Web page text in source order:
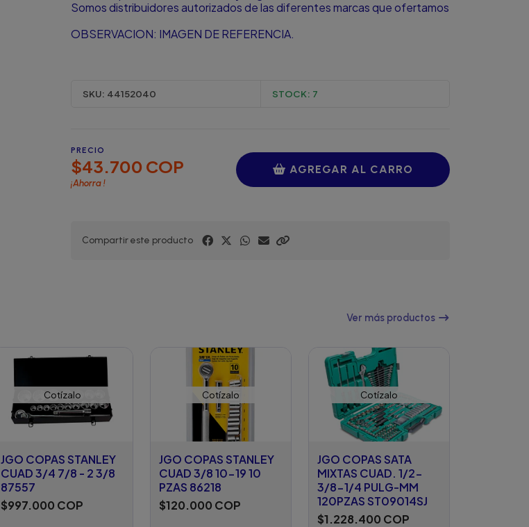
Somos distribuidores autorizados de las diferentes marcas que ofertamos
OBSERVACION: IMAGEN DE REFERENCIA.
SKU: 44152040 STOCK: 7
PRECIO
$43.700 COP
¡Ahorra!
AGREGAR AL CARRO
Compartir este producto
Ver más productos
Cotízalo
JGO COPAS STANLEY
CUAD 3/4 7/8 - 2 3/8
87557
$997.000 COP
Cotízalo
JGO COPAS STANLEY
CUAD 3/8 10-19 10
PZAS 86218
$120.000 COP
Cotízalo
JGO COPAS SATA
MIXTAS CUAD. 1/2-
3/8-1/4 PULG-MM
120PZAS ST09014SJ
$1.228.400 COP